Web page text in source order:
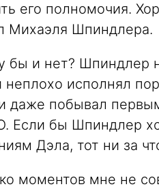
его полномочия.
Михаэля Шпиндлера.
бы и нет? Шпиндлер
неплохо исполнял
и даже побывал
Если бы Шпиндлер
Дэла, тот ни за
моментов мне не